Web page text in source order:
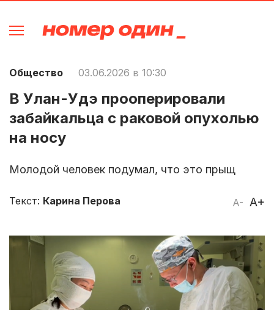
Общество 03.06.2026 в 10:30
В Улан-Удэ прооперировали
забайкальца с раковой опухолью
на носу
Молодой человек подумал, что это прыщ
A- A+
Текст: Карина Перова